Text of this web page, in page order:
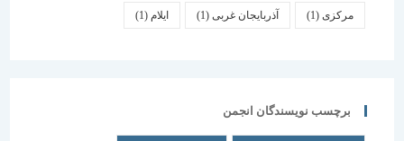
(1) آذربایجان غربی(1) ایلام
برچسب نویسندگان انجمن